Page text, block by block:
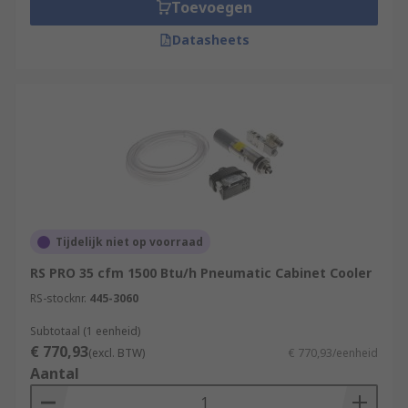
clean and maintain
Compact, reliable and easy to install
Toevoegen
Datasheets
Tijdelijk niet op voorraad
RS PRO 35 cfm 1500 Btu/h Pneumatic Cabinet Cooler
RS-stocknr. 445-3060
Subtotaal (1 eenheid)
€ 770,93(excl. BTW) € 770,93/eenheid
Aantal